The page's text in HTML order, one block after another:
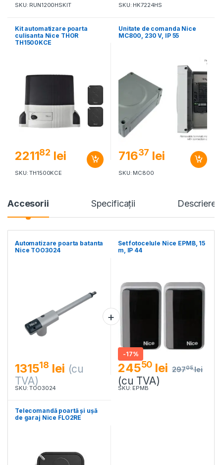
SKU: RUN1200HSKIT SKU: HK7224HS
Kit automatizare poarta
culisanta Nice THOR
TH1500KCE
221182 lei
SKU: TH1500KCE
Unitate de comanda Nice
MC800, 230 V, IP 55
71637 lei
SKU: MC800
Accesorii Specificaţii Descriere
Automatizare poarta batanta
Nice TOO3024
131518 lei (cu
TVA)
SKU: TOO3024
Set fotocelule Nice EPMB, 15
m, IP 44
-17%
24550 lei 29705 lei
(cu TVA)
SKU: EPMB
Telecomandă poartă și ușă
de garaj Nice FLO2RE